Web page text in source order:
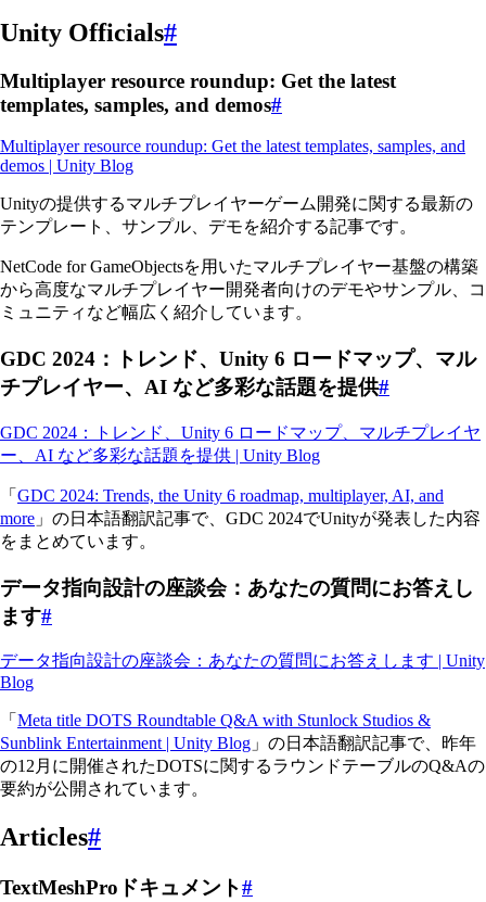
Unity Officials#
Multiplayer resource roundup: Get the latest
templates, samples, and demos#
Multiplayer resource roundup: Get the latest templates, samples, and
demos | Unity Blog
Unityの提供するマルチプレイヤーゲーム開発に関する最新の
テンプレート、サンプル、デモを紹介する記事です。
NetCode for GameObjectsを用いたマルチプレイヤー基盤の構築
から高度なマルチプレイヤー開発者向けのデモやサンプル、コ
ミュニティなど幅広く紹介しています。
GDC 2024：トレンド、Unity 6 ロードマップ、マル
チプレイヤー、AI など多彩な話題を提供#
GDC 2024：トレンド、Unity 6 ロードマップ、マルチプレイヤ
ー、AI など多彩な話題を提供 | Unity Blog
「 GDC 2024: Trends, the Unity 6 roadmap, multiplayer, AI, and
more 」の日本語翻訳記事で、GDC 2024でUnityが発表した内容
をまとめています。
データ指向設計の座談会：あなたの質問にお答えし
ます#
データ指向設計の座談会：あなたの質問にお答えします | Unity
Blog
「 Meta title DOTS Roundtable Q&A with Stunlock Studios &
Sunblink Entertainment | Unity Blog 」の日本語翻訳記事で、昨年
の12月に開催されたDOTSに関するラウンドテーブルのQ&Aの
要約が公開されています。
Articles#
TextMeshProドキュメント#